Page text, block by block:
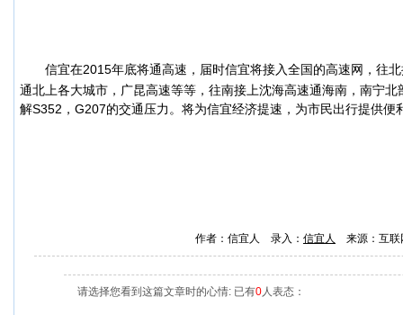
信宜在2015年底将通高速，届时信宜将接入全国的高速网，往
通北上各大城市，广昆高速等等，往南接上沈海高速通海南，南宁
解S352，G207的交通压力。将为信宜经济提速，为市民出行提供便
作者：信宜人 录入： 信宜人 来源：互
请选择您看到这篇文章时的心情: 已有0人表态：